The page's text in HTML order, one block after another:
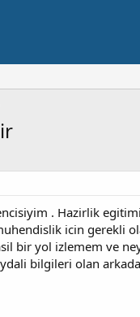
. Hazirlik
icin gerekli
bir yol izlemem ve
bilgileri olan